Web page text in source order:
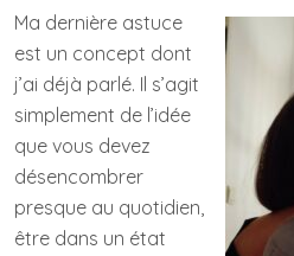
Ma dernière astuce
est un concept dont
j’ai déjà parlé. Il s’agit
simplement de l’idée
que vous devez
désencombrer
presque au quotidien,
être dans un état